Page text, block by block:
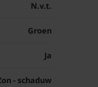
N.v.t.
Groen
Ja
- schaduw